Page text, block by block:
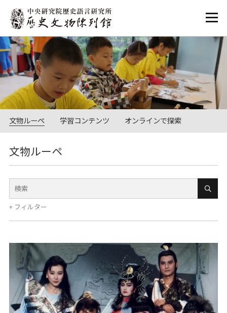
:::
文物ルーペ 学習コンテンツ オンラインで探索
文物ルーペ
+フィルター